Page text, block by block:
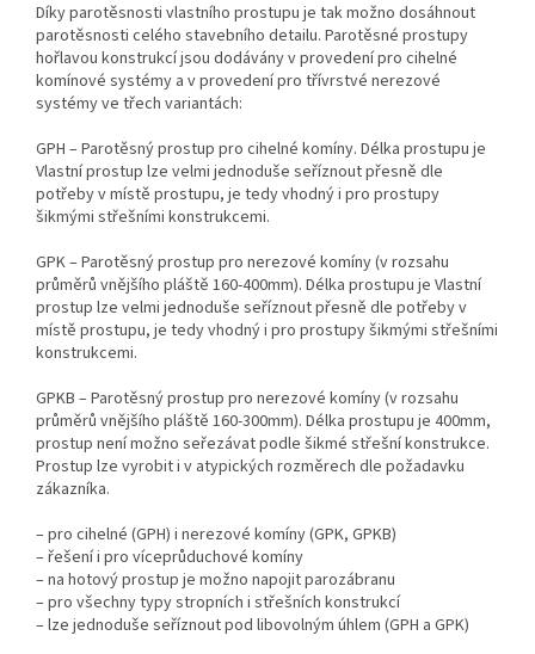
Díky parotěsnosti vlastního prostupu je tak možno dosáhnout
parotěsnosti celého stavebního detailu. Parotěsné prostupy
hořlavou konstrukcí jsou dodávány v provedení pro cihelné
komínové systémy a v provedení pro třívrstvé nerezové
systémy ve třech variantách:
GPH – Parotěsný prostup pro cihelné komíny. Délka prostupu je
Vlastní prostup lze velmi jednoduše seříznout přesně dle
potřeby v místě prostupu, je tedy vhodný i pro prostupy
šikmými střešními konstrukcemi.
GPK – Parotěsný prostup pro nerezové komíny (v rozsahu
průměrů vnějšího pláště 160-400mm). Délka prostupu je Vlastní
prostup lze velmi jednoduše seříznout přesně dle potřeby v
místě prostupu, je tedy vhodný i pro prostupy šikmými střešními
konstrukcemi.
GPKB – Parotěsný prostup pro nerezové komíny (v rozsahu
průměrů vnějšího pláště 160-300mm). Délka prostupu je 400mm,
prostup není možno seřezávat podle šikmé střešní konstrukce.
Prostup lze vyrobit i v atypických rozměrech dle požadavku
zákazníka.
– pro cihelné (GPH) i nerezové komíny (GPK, GPKB)
– řešení i pro víceprůduchové komíny
– na hotový prostup je možno napojit parozábranu
– pro všechny typy stropních i střešních konstrukcí
– lze jednoduše seříznout pod libovolným úhlem (GPH a GPK)